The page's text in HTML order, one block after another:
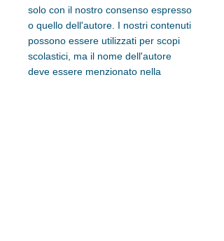
solo con il nostro consenso espresso
o quello dell'autore. I nostri contenuti
possono essere utilizzati per scopi
scolastici, ma il nome dell'autore
deve essere menzionato nella